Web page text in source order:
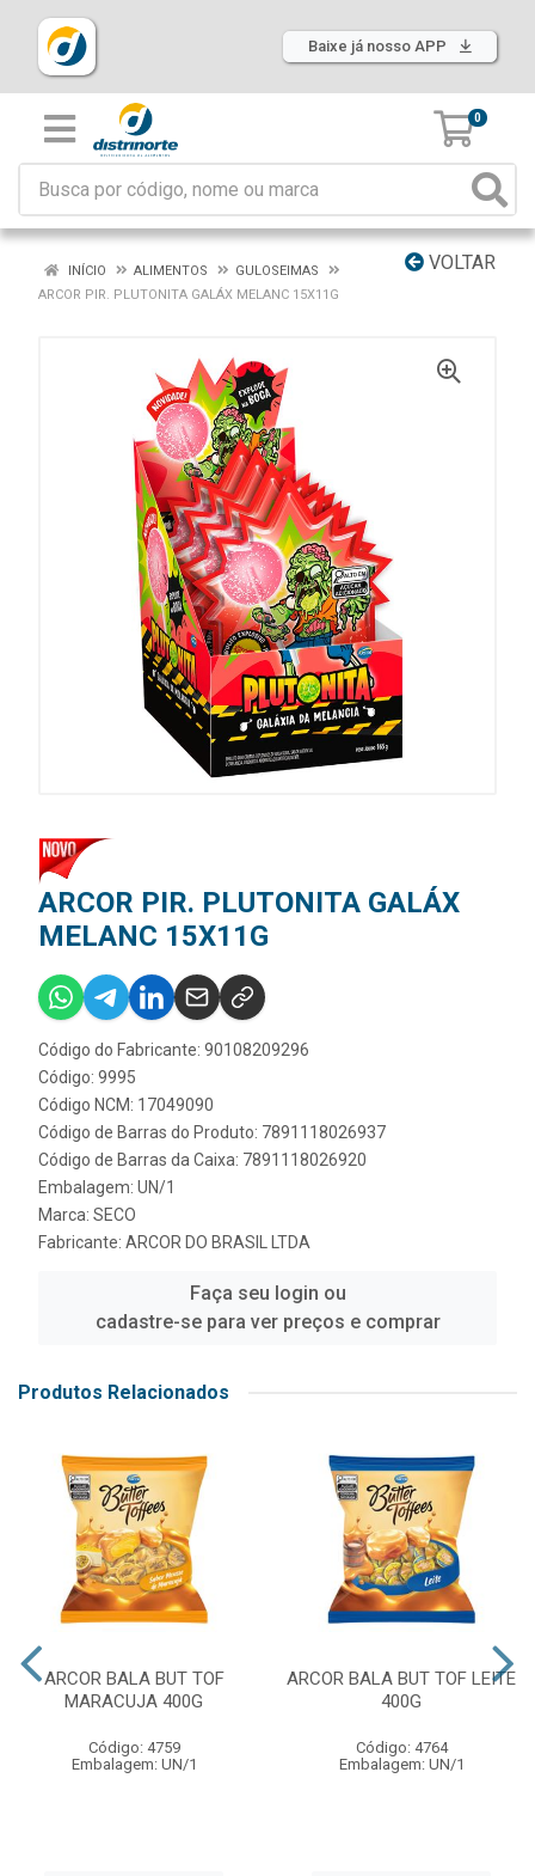
Baixe já nosso APP
0
VOLTAR
INÍCIO ALIMENTOS
GULOSEIMAS
ARCOR PIR. PLUTONITA GALÁX MELANC 15X11G
ARCOR PIR. PLUTONITA GALÁX
MELANC 15X11G
Código do Fabricante: 90108209296
Código: 9995
Código NCM: 17049090
Código de Barras do Produto: 7891118026937
Código de Barras da Caixa: 7891118026920
Embalagem: UN/1
Marca: SECO
Fabricante: ARCOR DO BRASIL LTDA
Faça seu login ou
cadastre-se para ver preços e comprar
Produtos Relacionados
ARCOR BALA BUT TOF
MARACUJA 400G
Código: 4759
Embalagem: UN/1
ARCOR BALA BUT TOF LEITE
400G
Código: 4764
Embalagem: UN/1